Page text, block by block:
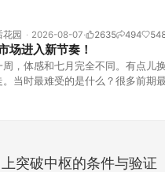
花园 2026-08-07 2635 494
场进入新节奏！
周，体感和七月完全不同。有点儿
。当时最难受的是什么？很多前期
突破中枢的条件与验证